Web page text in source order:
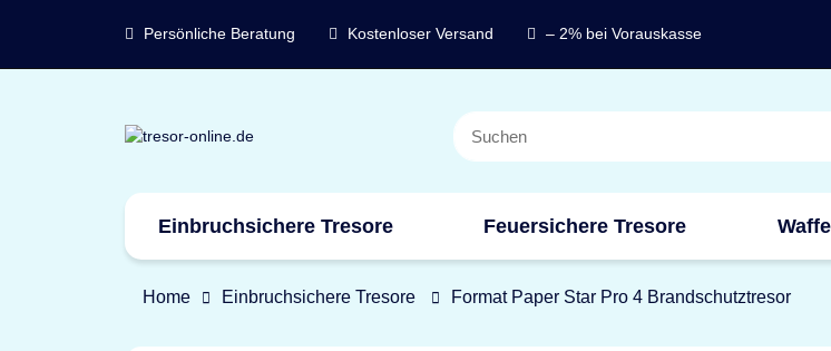
Persönliche Beratung Kostenloser Versand – 2% bei Vorauskasse
Einbruchsichere Tresore Feuersichere Tresore
Marken
Home Einbruchsichere Tresore Format Paper Star Pro 4 Brandschutztresor